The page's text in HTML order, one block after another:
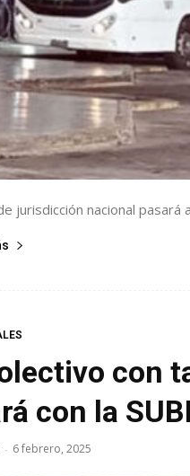
jurisdicción nacional
con
con la
- 6 febrero, 2025